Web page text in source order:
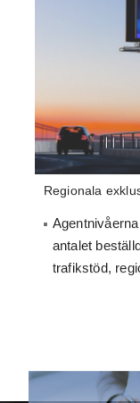
Incitament för
VIP-